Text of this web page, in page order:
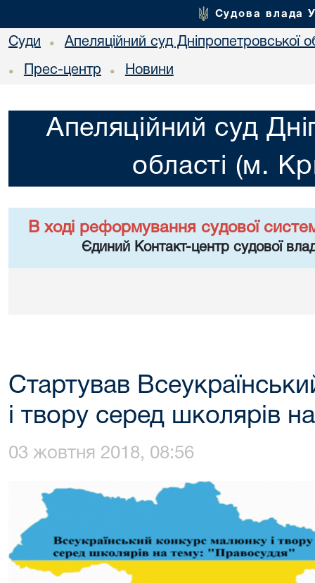
Судова влада
Суди • Апеляційний суд Дніпропетровської
• Прес-центр • Новини
Апеляційний суд
області (м.
В ході реформування судової
Єдиний Контакт-центр судової
Стартував
і твору серед школярів
03 жовтня 2018, 08:56